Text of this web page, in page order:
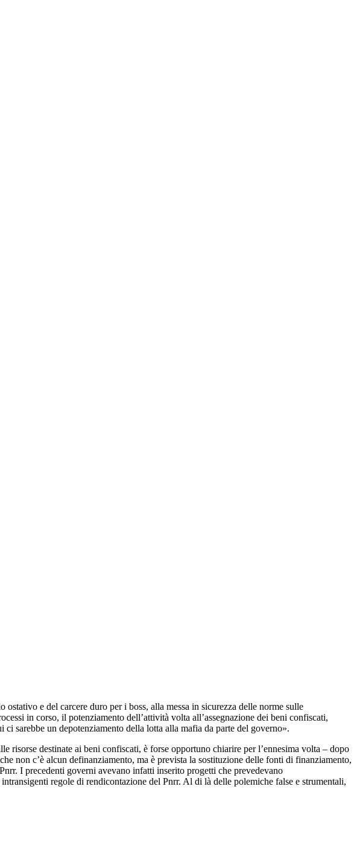
e del carcere duro per i boss, alla messa in sicurezza delle norme sulle
in corso, il potenziamento dell’attività volta all’assegnazione dei beni confiscati,
sarebbe un depotenziamento della lotta alla mafia da parte del governo».
risorse destinate ai beni confiscati, è forse opportuno chiarire per l’ennesima volta – dopo
non c’è alcun definanziamento, ma è prevista la sostituzione delle fonti di finanziamento,
I precedenti governi avevano infatti inserito progetti che prevedevano
regole di rendicontazione del Pnrr. Al di là delle polemiche false e strumentali,